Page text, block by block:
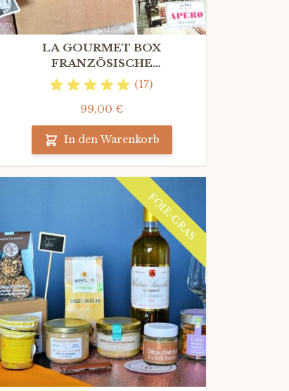
LA GOURMET BOX
FRANZÖSISCHE
HORSD'ŒUVRES DE LUXE mit
Champagne Grand Cru
(17)
99,00 €
In den Warenkorb
FOIE-GRAS